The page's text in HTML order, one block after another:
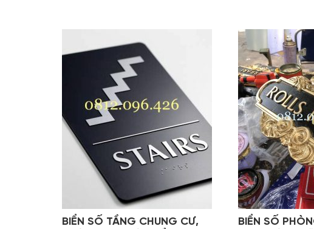
BIỂN SỐ TẦNG CHUNG CƯ,
BIỂN SỐ